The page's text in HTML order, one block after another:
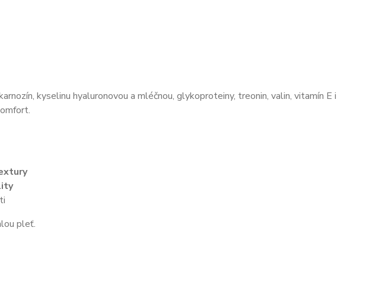
kyselinu hyaluronovou a mléčnou, glykoproteiny, treonin, valin, vitamín E i
pleť.